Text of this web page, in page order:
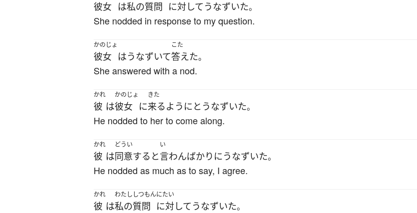
彼女 は私の質問 に対して うなずいた。
She nodded in response to my question.
かのじょ
彼女 はうなずいて
こた
答えた。
She answered with a nod.
かれ
彼 は
かのじょ
彼女 に
きた
来るようにと うなずいた。
He nodded to her to come along.
かれ
彼 は
どうい
同意する と
い
言わんばかり にうなずいた。
He nodded as much as to say, I agree.
かれ
彼 は
わたし
私の
しつもん
質問
にたい
に対して うなずいた。